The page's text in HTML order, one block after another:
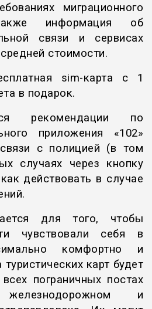
миграционного
информация об
связи и сервисах
стоимости.
sim-карта с 1
в подарок.
рекомендации по
приложения «102»
с полицией (в том
случаях через кнопку
действовать в случае
для того, чтобы
чувствовали себя в
комфортно и
карт будет
пограничных постах
и